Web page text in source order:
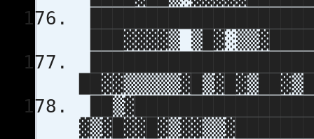
███▓▓▓▓▒